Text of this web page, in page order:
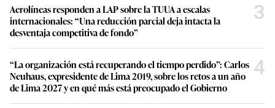
Aerolíneas responden a LAP sobre la TUUA a escalas
internacionales: “Una reducción parcial deja intacta la
desventaja competitiva de fondo”
3
“La organización está recuperando el tiempo perdido”: Carlos
Neuhaus, expresidente de Lima 2019, sobre los retos a un año
de Lima 2027 y en qué más está preocupado el Gobierno
4